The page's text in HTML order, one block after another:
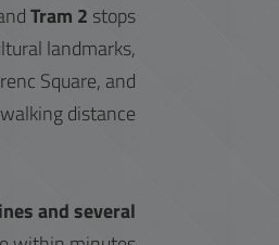
Tram 2 stops
landmarks,
Square, and
distance.
and several